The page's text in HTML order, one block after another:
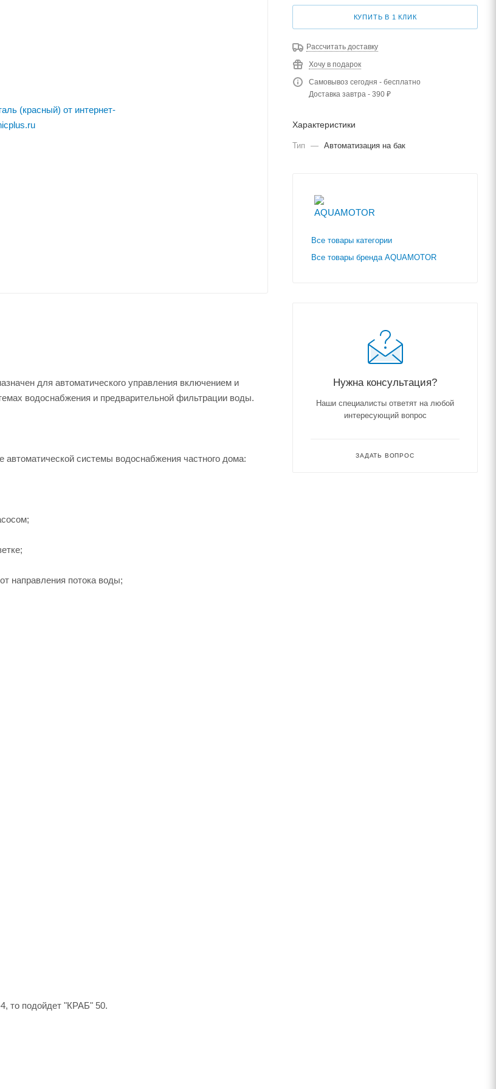
для автоматического управления включением и
водоснабжения и предварительной фильтрации воды.
системы водоснабжения частного дома:
направления потока воды;
то подойдет "КРАБ" 50.
КУПИТЬ В 1 КЛИК
Рассчитать доставку
Хочу в подарок
Самовывоз сегодня - бесплатно
Доставка завтра - 390 ₽
Характеристики
Тип — Автоматизация на бак
Все товары категории
Все товары бренда AQUAMOTOR
Нужна консультация?
Наши специалисты ответят на любой
интересующий вопрос
ЗАДАТЬ ВОПРОС